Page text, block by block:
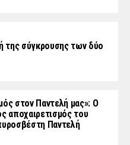
της σύγκρουσης των δύο
στον Παντελή μας»: Ο
αποχαιρετισμός του
Παντελή